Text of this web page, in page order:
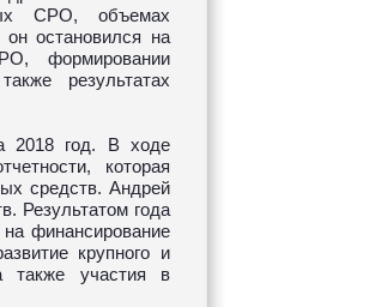
СРО, объемах
остановился на
формировании
результатах
2018 год. В ходе
которая
средств. Андрей
Результатом года
финансирование
крупного и
также участия в